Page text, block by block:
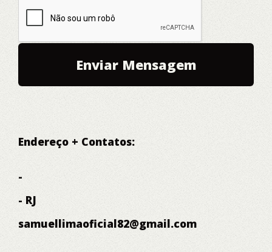
Endereço + Contatos:
-
- RJ
samuellimaoficial82@gmail.com